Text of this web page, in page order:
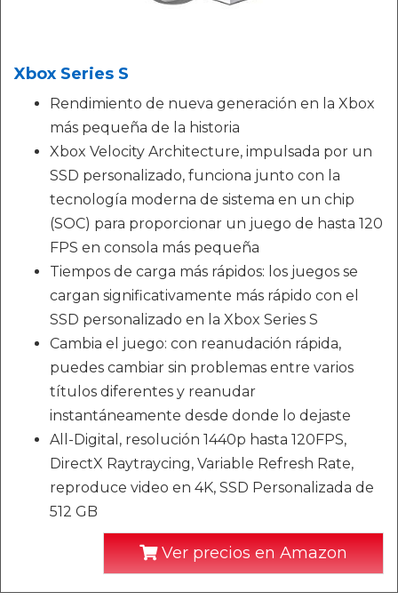
Xbox Series S
Rendimiento de nueva generación en la Xbox
más pequeña de la historia
Xbox Velocity Architecture, impulsada por un
SSD personalizado, funciona junto con la
tecnología moderna de sistema en un chip
(SOC) para proporcionar un juego de hasta 120
FPS en consola más pequeña
Tiempos de carga más rápidos: los juegos se
cargan significativamente más rápido con el
SSD personalizado en la Xbox Series S
Cambia el juego: con reanudación rápida,
puedes cambiar sin problemas entre varios
títulos diferentes y reanudar
instantáneamente desde donde lo dejaste
All-Digital, resolución 1440p hasta 120FPS,
DirectX Raytraycing, Variable Refresh Rate,
reproduce video en 4K, SSD Personalizada de
512 GB
Ver precios en Amazon